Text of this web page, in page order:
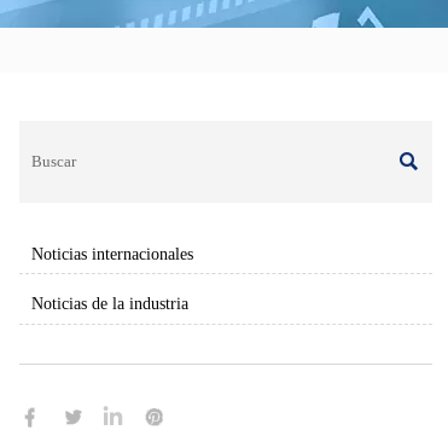

Noticias internacionales
Noticias de la industria
